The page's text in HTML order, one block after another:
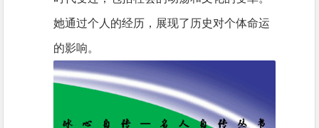
她通过个人的经历，展现了历史对个体命运
的影响。